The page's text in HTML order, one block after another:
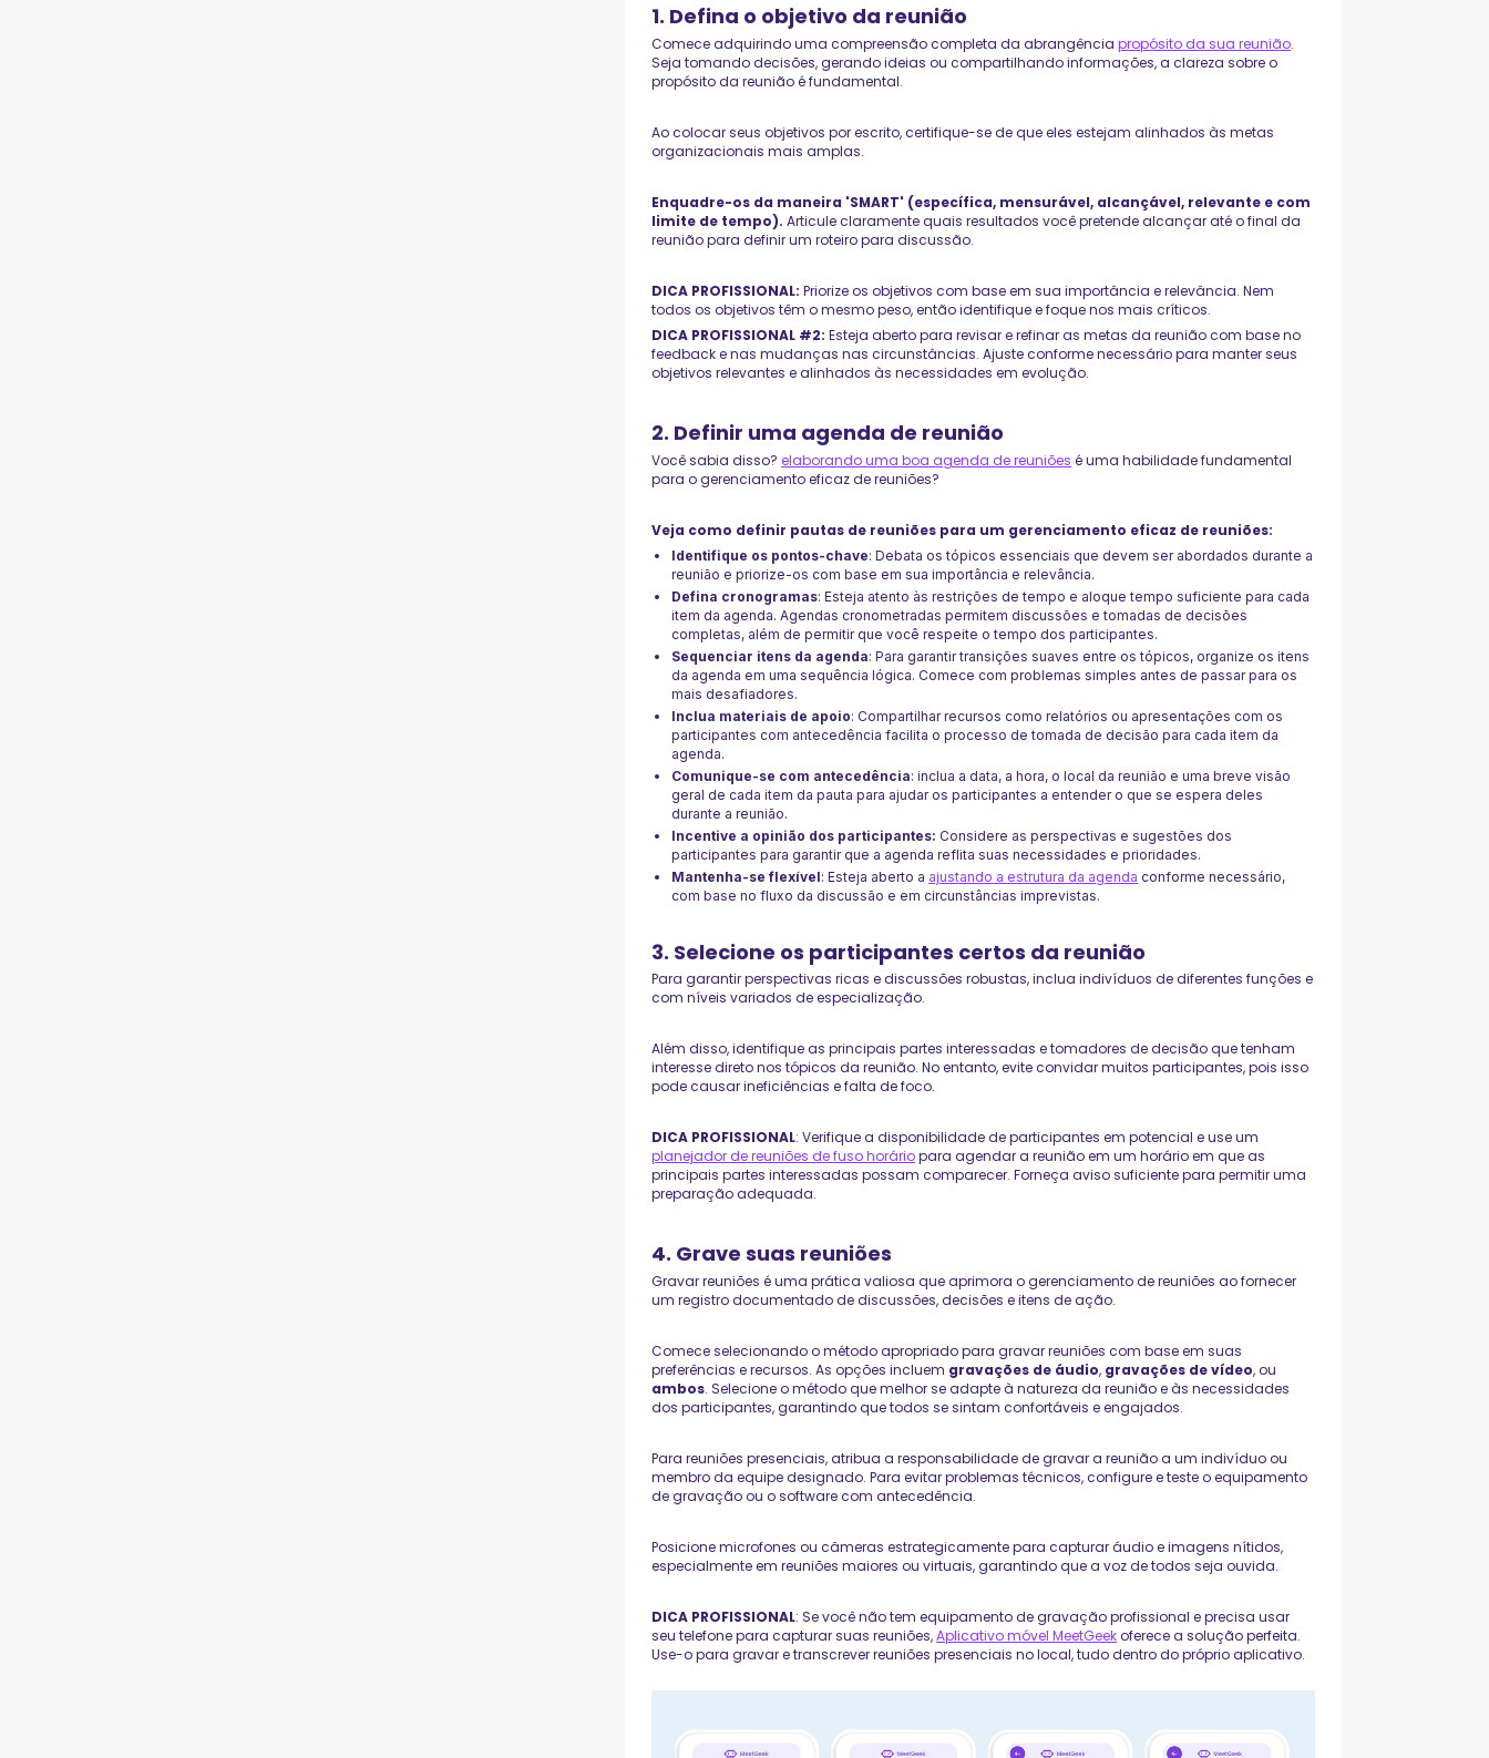
1. Defina o objetivo da reunião
Comece adquirindo uma compreensão completa da abrangênciapropósito da sua reunião.
Seja tomando decisões, gerando ideias ou compartilhando informações, a clareza sobre o
propósito da reunião é fundamental.
Ao colocar seus objetivos por escrito, certifique-se de que eles estejam alinhados às metas
organizacionais mais amplas.
Enquadre-os da maneira 'SMART' (específica, mensurável, alcançável, relevante e com
limite de tempo).Articule claramente quais resultados você pretende alcançar até o final da
reunião para definir um roteiro para discussão.
DICA PROFISSIONAL:Priorize os objetivos com base em sua importância e relevância. Nem
todos os objetivos têm o mesmo peso, então identifique e foque nos mais críticos.
DICA PROFISSIONAL #2:Esteja aberto para revisar e refinar as metas da reunião com base no
feedback e nas mudanças nas circunstâncias. Ajuste conforme necessário para manter seus
objetivos relevantes e alinhados às necessidades em evolução.
2. Definir uma agenda de reunião
Você sabia disso?elaborando uma boa agenda de reuniões é uma habilidade fundamental
para o gerenciamento eficaz de reuniões?
Veja como definir pautas de reuniões para um gerenciamento eficaz de reuniões:
Identifique os pontos-chave: Debata os tópicos essenciais que devem ser abordados durante a
reunião e priorize-os com base em sua importância e relevância.
Defina cronogramas: Esteja atento às restrições de tempo e aloque tempo suficiente para cada
item da agenda. Agendas cronometradas permitem discussões e tomadas de decisões
completas, além de permitir que você respeite o tempo dos participantes.
Sequenciar itens da agenda: Para garantir transições suaves entre os tópicos, organize os itens
da agenda em uma sequência lógica. Comece com problemas simples antes de passar para os
mais desafiadores.
Inclua materiais de apoio: Compartilhar recursos como relatórios ou apresentações com os
participantes com antecedência facilita o processo de tomada de decisão para cada item da
agenda.
Comunique-se com antecedência: inclua a data, a hora, o local da reunião e uma breve visão
geral de cada item da pauta para ajudar os participantes a entender o que se espera deles
durante a reunião.
Incentive a opinião dos participantes: Considere as perspectivas e sugestões dos
participantes para garantir que a agenda reflita suas necessidades e prioridades.
Mantenha-se flexível: Esteja aberto a ajustando a estrutura da agenda conforme necessário,
com base no fluxo da discussão e em circunstâncias imprevistas.
3. Selecione os participantes certos da reunião
Para garantir perspectivas ricas e discussões robustas, inclua indivíduos de diferentes funções e
com níveis variados de especialização.
Além disso, identifique as principais partes interessadas e tomadores de decisão que tenham
interesse direto nos tópicos da reunião. No entanto, evite convidar muitos participantes, pois isso
pode causar ineficiências e falta de foco.
DICA PROFISSIONAL: Verifique a disponibilidade de participantes em potencial e use um
planejador de reuniões de fuso horáriopara agendar a reunião em um horário em que as
principais partes interessadas possam comparecer. Forneça aviso suficiente para permitir uma
preparação adequada.
4. Grave suas reuniões
Gravar reuniões é uma prática valiosa que aprimora o gerenciamento de reuniões ao fornecer
um registro documentado de discussões, decisões e itens de ação.
Comece selecionando o método apropriado para gravar reuniões com base em suas
preferências e recursos. As opções incluem gravações de áudio, gravações de vídeo, ou
ambos. Selecione o método que melhor se adapte à natureza da reunião e às necessidades
dos participantes, garantindo que todos se sintam confortáveis e engajados.
Para reuniões presenciais, atribua a responsabilidade de gravar a reunião a um indivíduo ou
membro da equipe designado. Para evitar problemas técnicos, configure e teste o equipamento
de gravação ou o software com antecedência.
Posicione microfones ou câmeras estrategicamente para capturar áudio e imagens nítidos,
especialmente em reuniões maiores ou virtuais, garantindo que a voz de todos seja ouvida.
DICA PROFISSIONAL: Se você não tem equipamento de gravação profissional e precisa usar
seu telefone para capturar suas reuniões,Aplicativo móvel MeetGeekoferece a solução perfeita.
Use-o para gravar e transcrever reuniões presenciais no local, tudo dentro do próprio aplicativo.